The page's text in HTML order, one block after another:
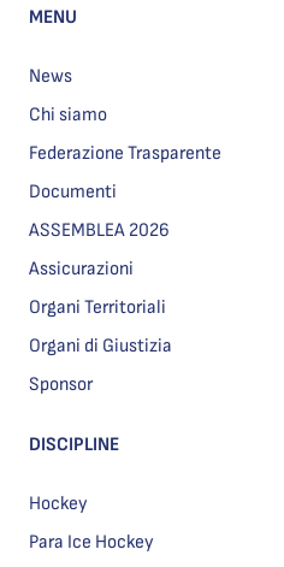
MENU
News
Chi siamo
Federazione Trasparente
Documenti
ASSEMBLEA 2026
Assicurazioni
Organi Territoriali
Organi di Giustizia
Sponsor
DISCIPLINE
Hockey
Para Ice Hockey